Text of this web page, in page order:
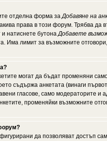
отделна форма заДобавяне на
права в този форум. Трябва да
и натиснете бутонаДобавете
Има лимит за възможните
могат да бъдат променяни
съдържа анкетата (винаги
гласове, само модераторите и
променяйки възможните
да позволяват достъп